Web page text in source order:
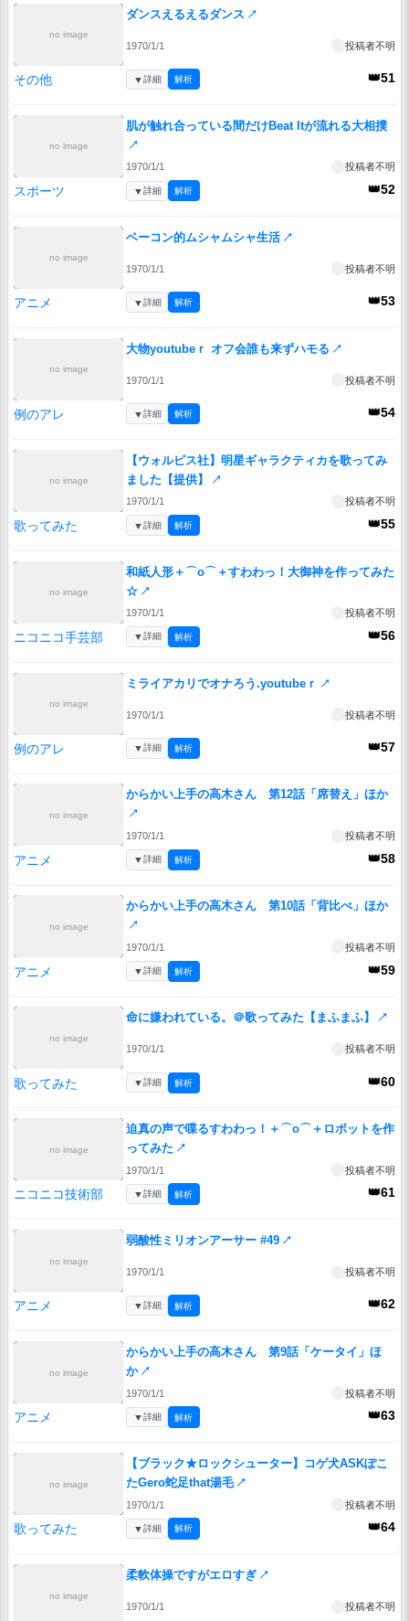
no image
ダンスえるえるダンス ↗
1970/1/1 投稿者不明
その他 👑51
▼詳細 解析
no image
肌が触れ合っている間だけBeat Itが流れる大相撲
↗
1970/1/1 投稿者不明
スポーツ 👑52
▼詳細 解析
no image
ベーコン的ムシャムシャ生活 ↗
1970/1/1 投稿者不明
アニメ 👑53
▼詳細 解析
no image
大物youtubeｒ オフ会誰も来ずハモる ↗
1970/1/1 投稿者不明
例のアレ 👑54
▼詳細 解析
no image
【ウォルピス社】明星ギャラクティカを歌ってみ
ました【提供】
↗
1970/1/1 投稿者不明
歌ってみた 👑55
▼詳細 解析
no image
和紙人形＋⌒o⌒＋すわわっ！大御神を作ってみた
☆ ↗
1970/1/1 投稿者不明
ニコニコ手芸部 👑56
▼詳細 解析
no image
ミライアカリでオナろう.youtubeｒ ↗
1970/1/1 投稿者不明
例のアレ 👑57
▼詳細 解析
no image
からかい上手の高木さん 第12話「席替え」ほか
↗
1970/1/1 投稿者不明
アニメ 👑58
▼詳細 解析
no image
からかい上手の高木さん 第10話「背比べ」ほか
↗
1970/1/1 投稿者不明
アニメ 👑59
▼詳細 解析
no image
命に嫌われている。＠歌ってみた【まふまふ】 ↗
1970/1/1 投稿者不明
歌ってみた 👑60
▼詳細 解析
no image
迫真の声で喋るすわわっ！＋⌒o⌒＋ロボットを作
ってみた ↗
1970/1/1 投稿者不明
ニコニコ技術部 👑61
▼詳細 解析
no image
弱酸性ミリオンアーサー #49 ↗
1970/1/1 投稿者不明
アニメ 👑62
▼詳細 解析
no image
からかい上手の高木さん 第9話「ケータイ」ほ
か ↗
1970/1/1 投稿者不明
アニメ 👑63
▼詳細 解析
no image
【ブラック★ロックシューター】コゲ犬ASKぽこ
たGero蛇足that湯毛 ↗
1970/1/1 投稿者不明
歌ってみた 👑64
▼詳細 解析
no image
柔軟体操ですがエロすぎ ↗
1970/1/1 投稿者不明